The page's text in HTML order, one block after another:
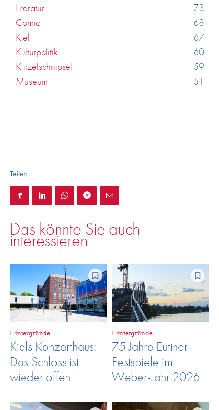
Literatur
73
Comic
68
Kiel
67
Kulturpolitik
60
Kritzelschnipsel
59
Museum
51
Teilen
Das könnte Sie auch
interessieren
Hintergründe
Kiels Konzerthaus:
Das Schloss ist
wieder offen
Hintergründe
75 Jahre Eutiner
Festspiele im
Weber-Jahr 2026